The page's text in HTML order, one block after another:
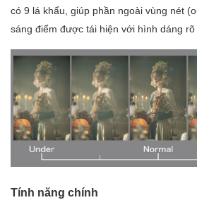
có 9 lá khẩu, giúp phần ngoài vùng nét
sáng điểm được tái hiện với hình dáng rõ
Tính năng chính